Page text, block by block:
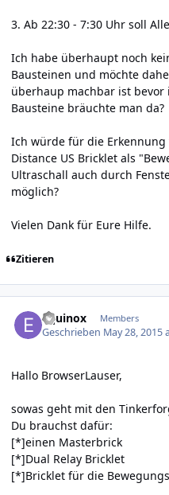
3. Ab 22:30 - 7:30 Uhr soll
Ich habe überhaupt noch
Bausteinen und möchte
überhaup machbar ist bevor
Bausteine bräuchte man da?
Ich würde für die Erkennung
Distance US Bricklet als
Ultraschall auch durch
möglich?
Vielen Dank für Eure Hilfe.
Zitieren
Equinox Members
Geschrieben May 28, 2015
Hallo BrowserLauser,
sowas geht mit den
Du brauchst dafür:
[*]einen Masterbrick
[*]Dual Relay Bricklet
[*]Bricklet für die